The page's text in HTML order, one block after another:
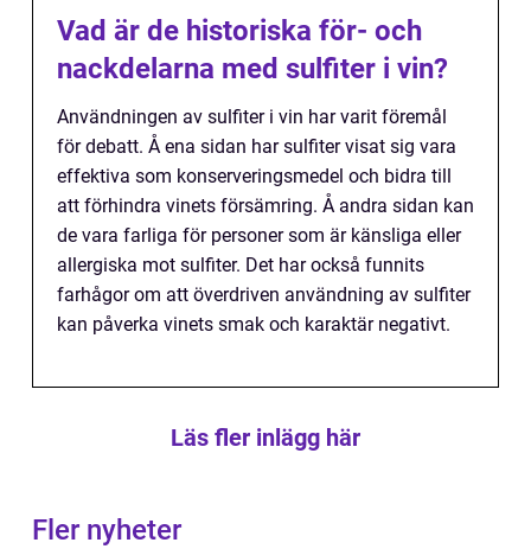
Vad är de historiska för- och
nackdelarna med sulfiter i vin?
Användningen av sulfiter i vin har varit föremål
för debatt. Å ena sidan har sulfiter visat sig vara
effektiva som konserveringsmedel och bidra till
att förhindra vinets försämring. Å andra sidan kan
de vara farliga för personer som är känsliga eller
allergiska mot sulfiter. Det har också funnits
farhågor om att överdriven användning av sulfiter
kan påverka vinets smak och karaktär negativt.
Läs fler inlägg här
Fler nyheter